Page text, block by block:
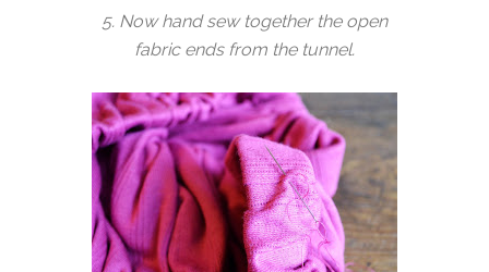
5. Now hand sew together the open
fabric ends from the tunnel.